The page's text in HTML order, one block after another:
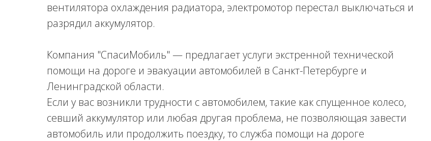
вентилятора охлаждения радиатора, электромотор перестал выключаться и
разрядил аккумулятор.
Компания "СпасиМобиль" — предлагает услуги экстренной технической
помощи на дороге и эвакуации автомобилей в Санкт-Петербурге и
Ленинградской области.
Если у вас возникли трудности с автомобилем, такие как спущенное колесо,
севший аккумулятор или любая другая проблема, не позволяющая завести
автомобиль или продолжить поездку, то служба помощи на дороге